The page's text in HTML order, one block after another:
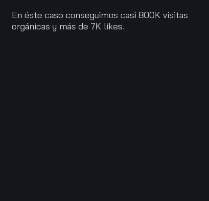
En éste caso conseguimos casi 800K visitas
orgánicas y más de 7K likes.